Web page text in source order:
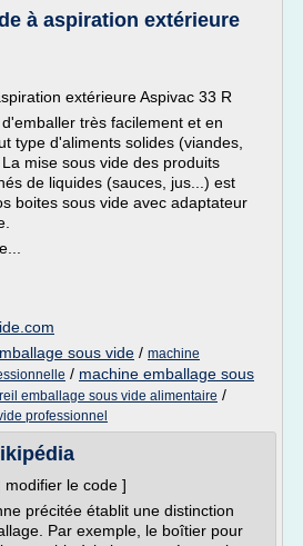
à aspiration extérieure
extérieure Aspivac 33 R
très facilement et en
type d'aliments solides (viandes,
mise sous vide des produits
de liquides (sauces, jus...) est
boites sous vide avec adaptateur
sous vide / machine
/ machine emballage sous
emballage sous vide alimentaire /
professionnel
le code ]
précitée établit une distinction
Par exemple, le boîtier pour